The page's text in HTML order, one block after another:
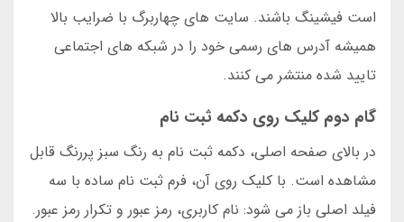
است فیشینگ باشند. سایت های چهاربرگ با ضرایب بالا
همیشه آدرس های رسمی خود را در شبکه های اجتماعی
تایید شده منتشر می کنند.
گام دوم کلیک روی دکمه ثبت نام
در بالای صفحه اصلی، دکمه ثبت نام به رنگ سبز پررنگ قابل
مشاهده است. با کلیک روی آن، فرم ثبت نام ساده با سه
فیلد اصلی باز می شود: نام کاربری، رمز عبور و تکرار رمز عبور.